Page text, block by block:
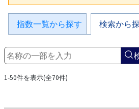
指数一覧から探す 検索から
1-50件を表示(全70件)